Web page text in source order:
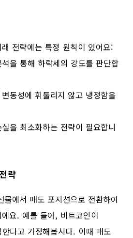
전략에는 특정 원칙이 있어요:
을 통해 하락세의 강도를 판단합
동성에 휘둘리지 않고 냉정함을
을 최소화하는 전략이 필요합니
략
물에서 매도 포지션으로 전환하여
요. 예를 들어, 비트코인이
다고 가정해봅시다. 이때 매도